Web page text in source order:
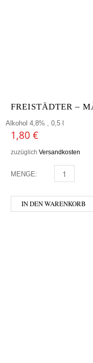
FREISTÄDTER –
Alkohol 4,8% , 0,5 l
1,80 €
zuzüglich Versandkosten
MENGE:
IN DEN WARENKORB